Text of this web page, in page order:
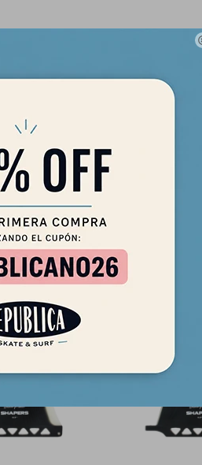
máximo rendimiento de un
y base, para sujetar la tabla en
te pueden interesar